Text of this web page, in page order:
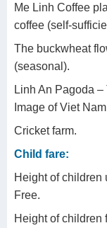
Me Linh Coffee
coffee (self-
The buckwheat
(seasonal).
Linh An Pagoda
Image of Viet
Cricket farm.
Child fare:
Height of children
Free.
Height of children